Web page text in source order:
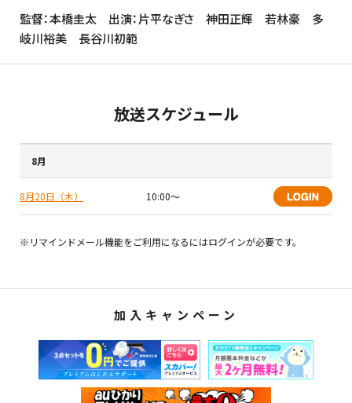
監督：本橋圭太 出演：片平なぎさ 神田正輝 若林豪 多
岐川裕美 長谷川初範
放送スケジュール
8月
8月20日（木） 10:00〜
※リマインドメール機能をご利用になるにはログインが必要です。
加入キャンペーン